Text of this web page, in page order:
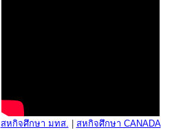
สหกิจศึกษา มทส.
สหกิจศึกษา CANADA